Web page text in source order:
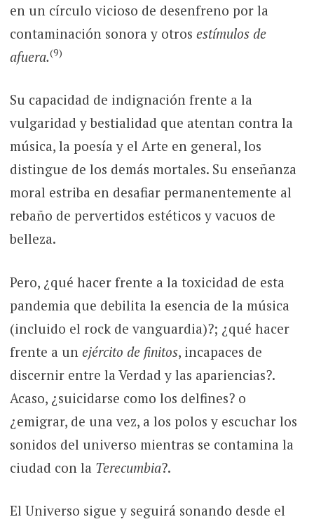
en un círculo vicioso de desenfreno por la
contaminación sonora y otros estímulos de
afuera.(9)
Su capacidad de indignación frente a la
vulgaridad y bestialidad que atentan contra la
música, la poesía y el Arte en general, los
distingue de los demás mortales. Su enseñanza
moral estriba en desafiar permanentemente al
rebaño de pervertidos estéticos y vacuos de
belleza.
Pero, ¿qué hacer frente a la toxicidad de esta
pandemia que debilita la esencia de la música
(incluido el rock de vanguardia)?; ¿qué hacer
frente a un ejército de finitos, incapaces de
discernir entre la Verdad y las apariencias?.
Acaso, ¿suicidarse como los delfines? o
¿emigrar, de una vez, a los polos y escuchar los
sonidos del universo mientras se contamina la
ciudad con la Terecumbia?.
El Universo sigue y seguirá sonando desde el